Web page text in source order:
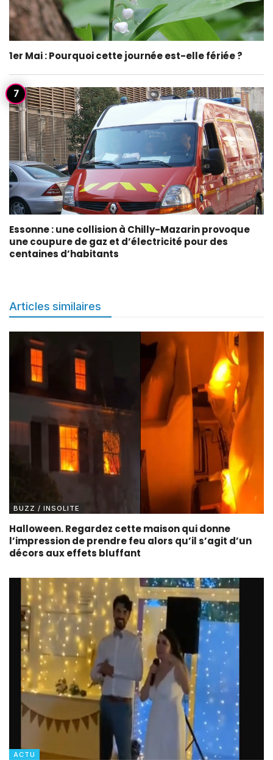
1er Mai : Pourquoi cette journée est-elle fériée ?
Essonne : une collision à Chilly-Mazarin provoque
une coupure de gaz et d’électricité pour des
centaines d’habitants
Articles similaires
BUZZ / INSOLITE
Halloween. Regardez cette maison qui donne
l’impression de prendre feu alors qu’il s’agit d’un
décors aux effets bluffant
ACTU